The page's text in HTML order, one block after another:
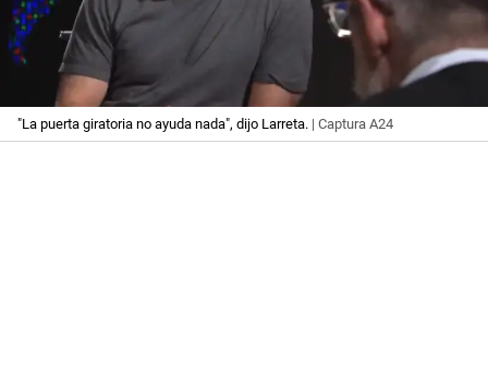
"La puerta giratoria no ayuda nada", dijo Larreta. | Captura A24